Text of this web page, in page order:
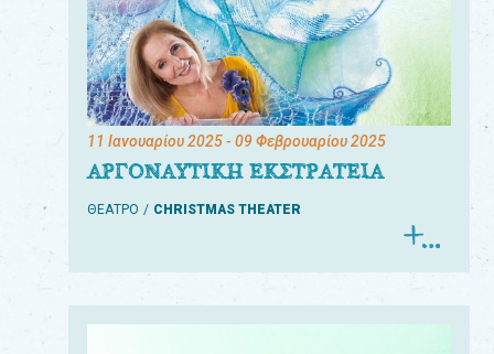
11 Ιανουαρίου 2025- 09 Φεβρουαρίου 2025
ΑΡΓΟΝΑΥΤΙΚΗ ΕΚΣΤΡΑΤΕΙΑ
ΘΕΑΤΡΟ CHRISTMAS THEATER